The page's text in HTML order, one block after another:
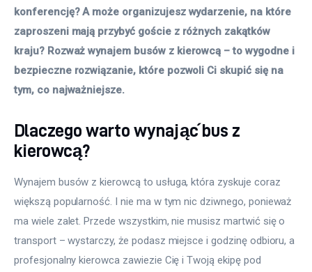
konferencję? A może organizujesz wydarzenie, na które
zaproszeni mają przybyć goście z różnych zakątków
kraju? Rozważ wynajem busów z kierowcą – to wygodne i
bezpieczne rozwiązanie, które pozwoli Ci skupić się na
tym, co najważniejsze.
Dlaczego warto wynająć bus z
kierowcą?
Wynajem busów z kierowcą to usługa, która zyskuje coraz
większą popularność. I nie ma w tym nic dziwnego, ponieważ
ma wiele zalet. Przede wszystkim, nie musisz martwić się o
transport – wystarczy, że podasz miejsce i godzinę odbioru, a
profesjonalny kierowca zawiezie Cię i Twoją ekipę pod